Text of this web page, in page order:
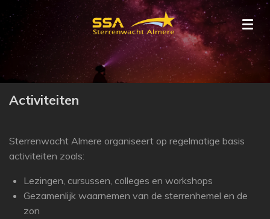
Ga
direct
naar
de
hoofdinhoud
Activiteiten
Sterrenwacht Almere organiseert op regelmatige basis
activiteiten zoals:
Lezingen, cursussen, colleges en workshops
Gezamenlijk waarnemen van de sterrenhemel en de
zon